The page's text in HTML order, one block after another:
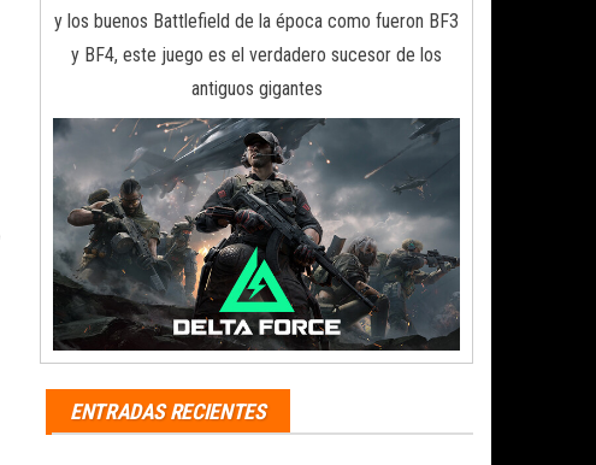
y los buenos Battlefield de la época como fueron BF3
y BF4, este juego es el verdadero sucesor de los
antiguos gigantes
ENTRADAS RECIENTES